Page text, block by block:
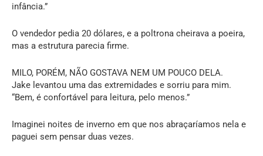
infância.”
O vendedor pedia 20 dólares, e a poltrona cheirava a poeira,
mas a estrutura parecia firme.
MILO, PORÉM, NÃO GOSTAVA NEM UM POUCO DELA.
Jake levantou uma das extremidades e sorriu para mim.
“Bem, é confortável para leitura, pelo menos.”
Imaginei noites de inverno em que nos abraçaríamos nela e
paguei sem pensar duas vezes.